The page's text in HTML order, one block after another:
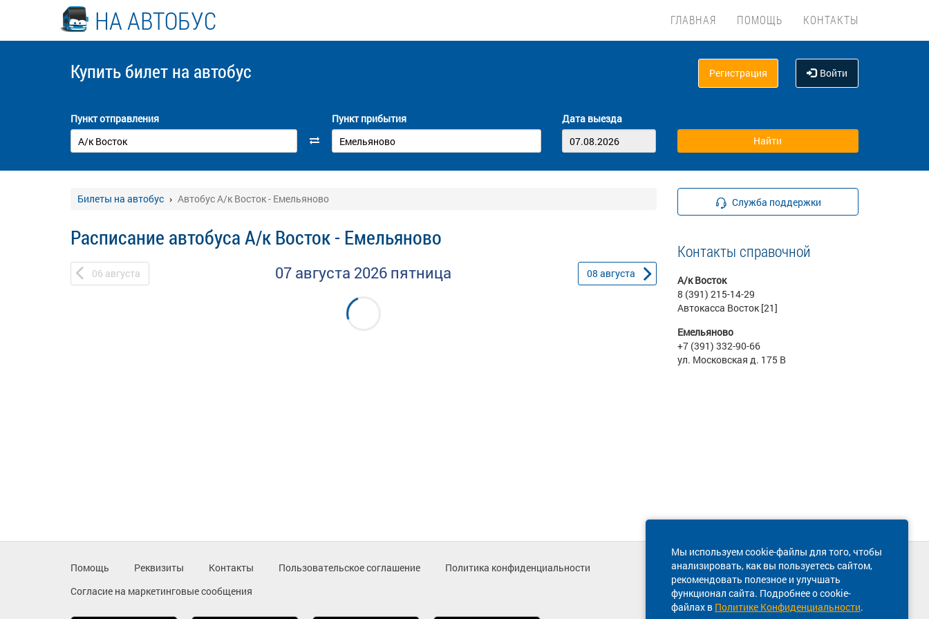
НА АВТОБУС ГЛАВНАЯ ПОМОЩЬ КОНТАКТЫ
Купить билет на автобус Регистрация Войти
Пункт отправления Пункт прибытия Дата выезда
Билеты на автобус Автобус А/к Восток - Емельяново
Расписание автобуса А/к Восток - Емельяново
06 августа 07 августа 2026 пятница 08 августа
Служба поддержки
Контакты справочной
А/к Восток
8 (391) 215-14-29
Автокасса Восток [21]
Емельяново
+7 (391) 332-90-66
ул. Московская д. 175 В
Мы используем cookie-файлы для того, чтобы
анализировать, как вы пользуетесь сайтом,
рекомендовать полезное и улучшать
функционал сайта. Подробнее о cookie-
файлах в Политике Конфиденциальности.
Помощь Реквизиты Контакты Пользовательское соглашение
Политика конфиденциальности
Согласие на маркетинговые сообщения
Техническая поддержка сайта
8 800 600-03-38